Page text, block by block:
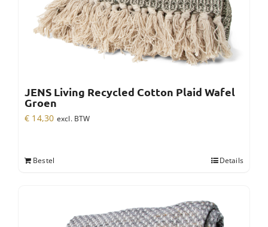
JENS Living Recycled Cotton Plaid Wafel
Groen
€ 14,30 excl. BTW
Bestel Details